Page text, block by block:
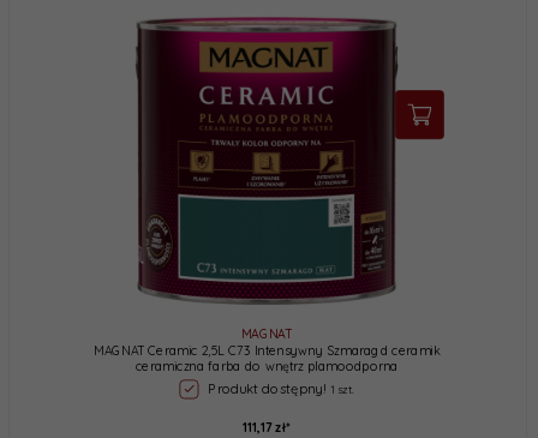
MAGNAT
MAGNAT Ceramic 2,5L C73 Intensywny Szmaragd ceramik
ceramiczna farba do wnętrz plamoodporna
Produkt dostępny! 1 szt.
111,17 zł*